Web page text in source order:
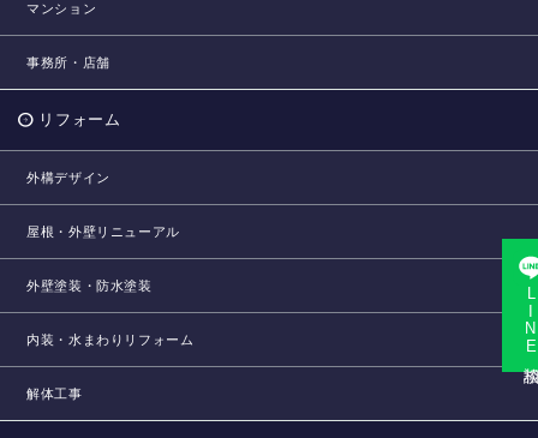
マンション
事務所・店舗
リフォーム
外構デザイン
屋根・外壁リニューアル
外壁塗装・防水塗装
内装・水まわりリフォーム
解体工事